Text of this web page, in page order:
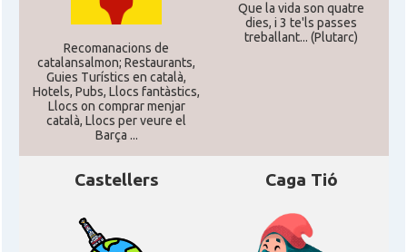
Recomanacions de
catalansalmon; Restaurants,
Guies Turístics en català,
Hotels, Pubs, Llocs fantàstics,
Llocs on comprar menjar
català, Llocs per veure el
Barça ...
Que la vida son quatre
dies, i 3 te'ls passes
treballant... (Plutarc)
Castellers Caga Tió